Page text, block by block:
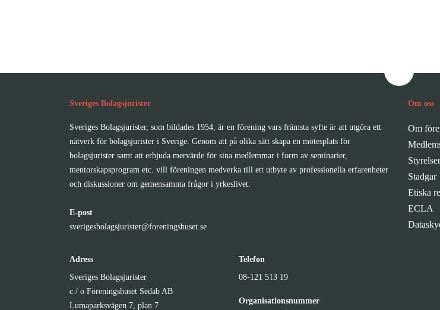
Sveriges Bolagsjurister
Sveriges Bolagsjurister, som bildades 1954, är en förening vars främsta syfte är att utgöra ett
nätverk för bolagsjurister i Sverige. Genom att på olika sätt skapa en mötesplats för
bolagsjurister samt att erbjuda mervärde för sina medlemmar i form av seminarier,
mentorskapsprogram etc. vill föreningen medverka till ett utbyte av professionella erfarenheter
och diskussioner om gemensamma frågor i yrkeslivet.
E-post
sverigesbolagsjurister@foreningshuset.se
Adress
Sveriges Bolagsjurister
c / o Föreningshuset Sedab AB
Lumaparksvägen 7, plan 7
Telefon
08-121 513 19
Organisationsnummer
Om oss
Om
Stadgar
Etiska
ECLA